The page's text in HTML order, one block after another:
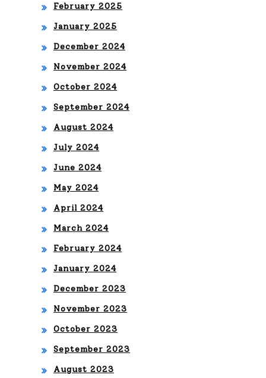
February 2025
January 2025
December 2024
November 2024
October 2024
September 2024
August 2024
July 2024
June 2024
May 2024
April 2024
March 2024
February 2024
January 2024
December 2023
November 2023
October 2023
September 2023
August 2023